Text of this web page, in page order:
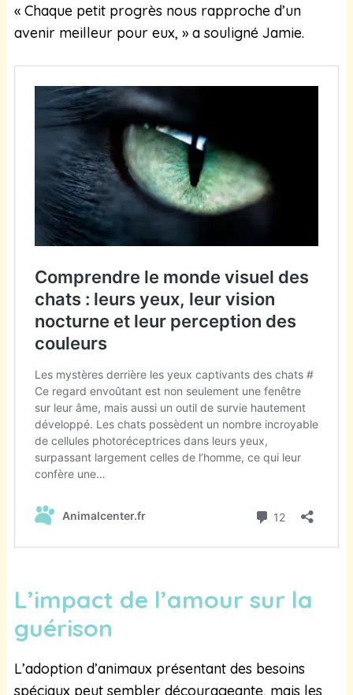
« Chaque petit progrès nous rapproche d’un
avenir meilleur pour eux, » a souligné Jamie.
L’impact de l’amour sur la
guérison
L’adoption d’animaux présentant des besoins
spéciaux peut sembler décourageante, mais les